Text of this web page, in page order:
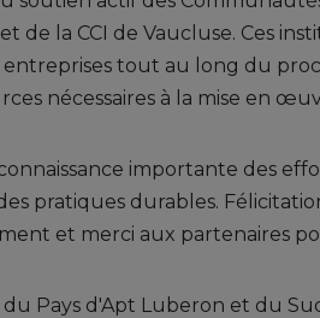
de la CCI de Vaucluse. Ces
tout au long du
nécessaires à la mise en
importante des
pratiques durables.
et merci aux partenaires
du Pays d'Apt Luberon et du